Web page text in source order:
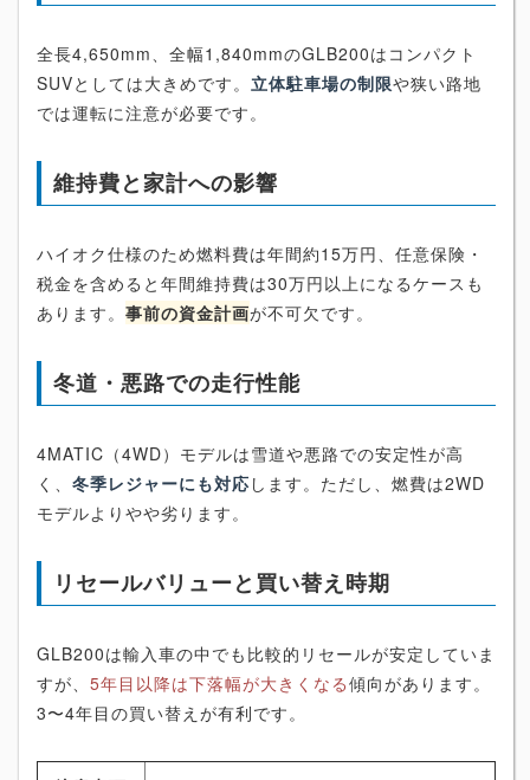
全長4,650mm、全幅1,840mmのGLB200はコンパクト
SUVとしては大きめです。 立体駐車場の制限や狭い路地
では運転に注意が必要です。
維持費と家計への影響
ハイオク仕様のため燃料費は年間約15万円、任意保険・
税金を含めると年間維持費は30万円以上になるケースも
あります。 事前の資金計画が不可欠です。
冬道・悪路での走行性能
4MATIC（4WD）モデルは雪道や悪路での安定性が高
く、 冬季レジャーにも対応 します。ただし、燃費は2WD
モデルよりやや劣ります。
リセールバリューと買い替え時期
GLB200は輸入車の中でも比較的リセールが安定していま
すが、 5年目以降は下落幅が大きくなる傾向があります。
3〜4年目の買い替えが有利です。